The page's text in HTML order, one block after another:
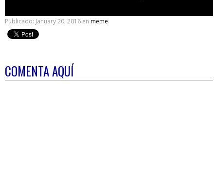
Publicado: January 20, 2016 en meme.
COMENTA AQUÍ